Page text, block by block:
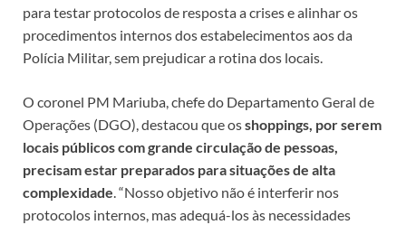
para testar protocolos de resposta a crises e alinhar os
procedimentos internos dos estabelecimentos aos da
Polícia Militar, sem prejudicar a rotina dos locais.
O coronel PM Mariuba, chefe do Departamento Geral de
Operações (DGO), destacou que osshoppings, por serem
locais públicos com grande circulação de pessoas,
precisam estar preparados para situações de alta
complexidade. “Nosso objetivo não é interferir nos
protocolos internos, mas adequá-los às necessidades